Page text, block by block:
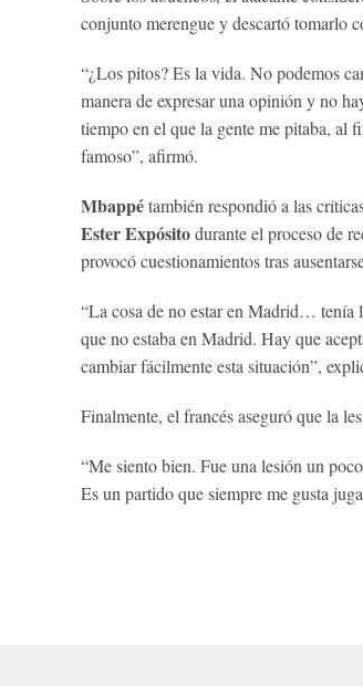
conjunto merengue y descartó tomarlo
“¿Los pitos? Es la vida. No podemos
manera de expresar una opinión y no
tiempo en el que la gente me pitaba, al
famoso”, afirmó.
Mbappétambién respondió a las
Ester Expósitodurante el proceso de
provocó cuestionamientos tras
“La cosa de no estar en Madrid…
que no estaba en Madrid. Hay que
cambiar fácilmente esta situación”,
Finalmente, el francés aseguró que la
“Me siento bien. Fue una lesión un
Es un partido que siempre me gusta